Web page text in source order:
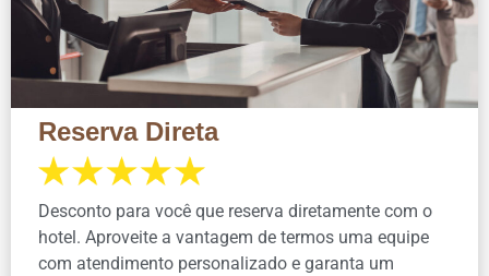
Reserva Direta
Desconto para você que reserva diretamente com o
hotel. Aproveite a vantagem de termos uma equipe
com atendimento personalizado e garanta um